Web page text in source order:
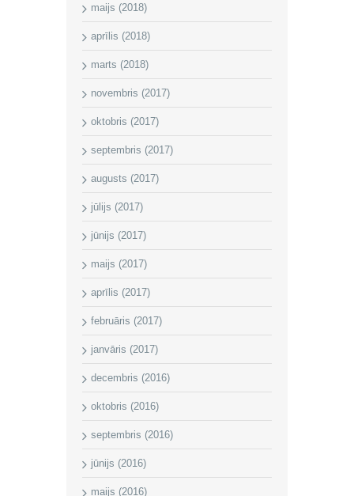
maijs (2018)
aprīlis (2018)
marts (2018)
novembris (2017)
oktobris (2017)
septembris (2017)
augusts (2017)
jūlijs (2017)
jūnijs (2017)
maijs (2017)
aprīlis (2017)
februāris (2017)
janvāris (2017)
decembris (2016)
oktobris (2016)
septembris (2016)
jūnijs (2016)
maijs (2016)